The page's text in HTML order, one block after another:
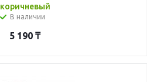
коричневый
В наличии
5 190 ₸